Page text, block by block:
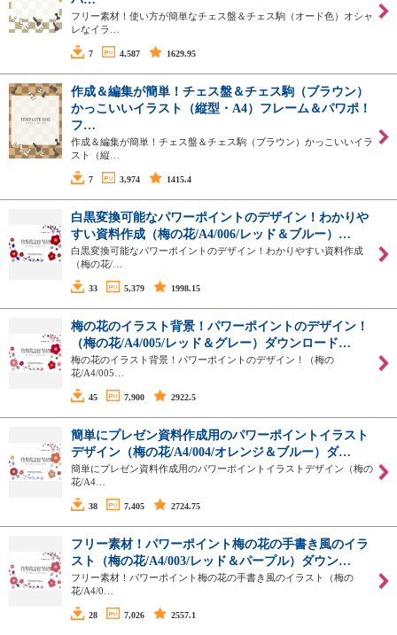
フリー素材！使い方が簡単なチェス盤＆チェス駒（オード色）オシャ
レなイラ…
7 4,587 1629.95
作成＆編集が簡単！チェス盤＆チェス駒（ブラウン）
かっこいいイラスト（縦型・A4）フレーム＆パワポ！
フ…
作成＆編集が簡単！チェス盤＆チェス駒（ブラウン）かっこいいイラ
スト（縦…
7 3,974 1415.4
白黒変換可能なパワーポイントのデザイン！わかりや
すい資料作成（梅の花/A4/006/レッド＆ブルー）…
白黒変換可能なパワーポイントのデザイン！わかりやすい資料作成
（梅の花/…
33 5,379 1998.15
梅の花のイラスト背景！パワーポイントのデザイン！
（梅の花/A4/005/レッド＆グレー）ダウンロード…
梅の花のイラスト背景！パワーポイントのデザイン！（梅の
花/A4/005…
45 7,900 2922.5
簡単にプレゼン資料作成用のパワーポイントイラスト
デザイン（梅の花/A4/004/オレンジ＆ブルー）ダ…
簡単にプレゼン資料作成用のパワーポイントイラストデザイン（梅の
花/A4…
38 7,405 2724.75
フリー素材！パワーポイント梅の花の手書き風のイラ
スト（梅の花/A4/003/レッド＆パープル）ダウン…
フリー素材！パワーポイント梅の花の手書き風のイラスト（梅の
花/A4/0…
28 7,026 2557.1